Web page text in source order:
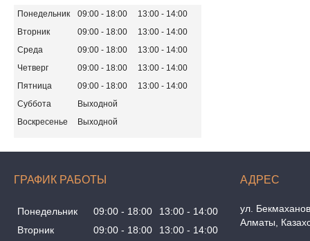
Понедельник 09:00 18:00 13:00
14:00
Вторник
09:00 18:00 13:00
14:00
Среда
09:00 18:00 13:00
14:00
Четверг
09:00 18:00 13:00
14:00
Пятница
09:00 18:00 13:00
14:00
Суббота
Выходной
Воскресенье
Выходной
ГРАФИК РАБОТЫ
Понедельник 09:00 18:00 13:00
14:00
Вторник
09:00 18:00 13:00
14:00
ул.
Алматы,